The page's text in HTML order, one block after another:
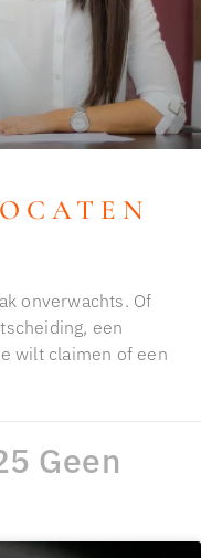
onverwachts. Of
een
wilt claimen of een
Geen